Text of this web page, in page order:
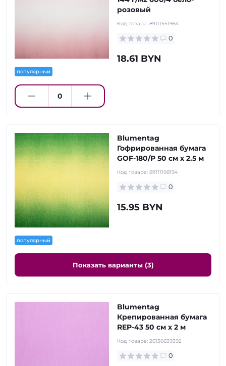
популярный
розовый
Код товара: 89111551964
0
18.61 BYN
популярный
Blumentag
Гофрированная бумага
GOF-180/P 50 см х 2.5 м
Код товара: 89111198194
0
15.95 BYN
Показать варианты (3)
Blumentag
Крепированная бумага
REP-43 50 см х 2 м
Код товара: 26136639392
0